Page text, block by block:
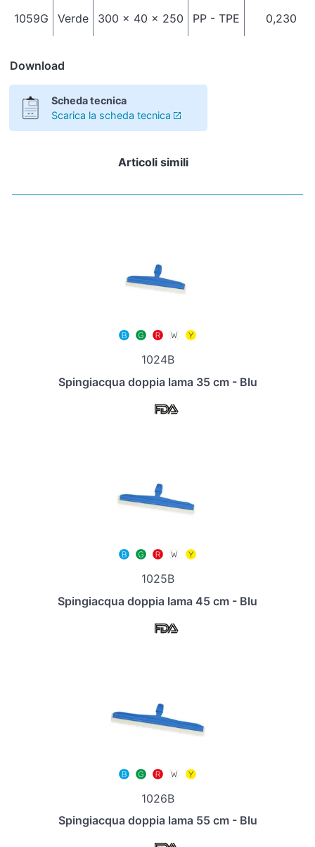
1059G Verde 300 x 40 x 250 PP - TPE 0,230
Download
Scheda tecnica
Scarica la scheda tecnica
Articoli simili
1024B
Spingiacqua doppia lama 35 cm - Blu
1025B
Spingiacqua doppia lama 45 cm - Blu
1026B
Spingiacqua doppia lama 55 cm - Blu